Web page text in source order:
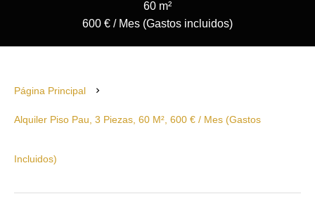
60 m²
600 € / Mes (Gastos incluidos)
Página Principal
Alquiler Piso Pau, 3 Piezas, 60 M², 600 € / Mes (Gastos
Incluidos)